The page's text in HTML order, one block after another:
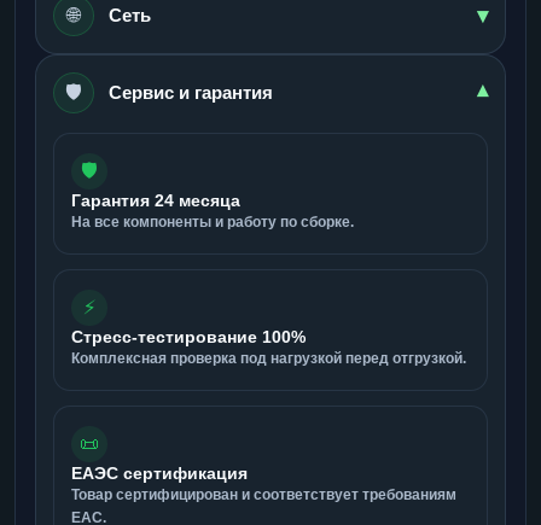
🌐 Сеть ▾
🛡️ Сервис и гарантия ▾
🛡️
Гарантия 24 месяца
На все компоненты и работу по сборке.
⚡
Стресс-тестирование 100%
Комплексная проверка под нагрузкой перед отгрузкой.
📜
ЕАЭС сертификация
Товар сертифицирован и соответствует требованиям
ЕАС.